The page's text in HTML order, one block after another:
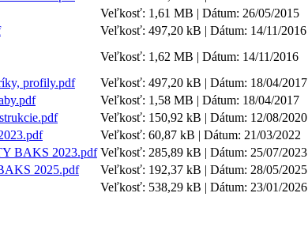
Veľkosť: 1,61 MB | Dátum: 26/05/2015
Veľkosť: 497,20 kB | Dátum: 14/11/2016
Veľkosť: 1,62 MB | Dátum: 14/11/2016
profily.pdf
Veľkosť: 497,20 kB | Dátum: 18/04/2017
Veľkosť: 1,58 MB | Dátum: 18/04/2017
Veľkosť: 150,92 kB | Dátum: 12/08/2020
Veľkosť: 60,87 kB | Dátum: 21/03/2022
BAKS 2023.pdf Veľkosť: 285,89 kB | Dátum: 25/07/2023
2025.pdf
Veľkosť: 192,37 kB | Dátum: 28/05/2025
Veľkosť: 538,29 kB | Dátum: 23/01/2026